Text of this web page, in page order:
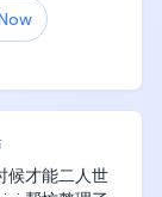
是内容创
还是选题、封
晰的方向，也
缺。
候才能二人世